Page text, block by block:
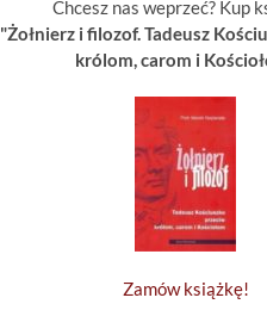
Chcesz nas weprzeć? Kup
"Żołnierz i filozof. Tadeusz
królom, carom i
Zamów książkę!